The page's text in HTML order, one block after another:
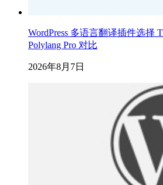
WordPress 多语言翻译插件选择
Polylang Pro 对比
2026年8月7日